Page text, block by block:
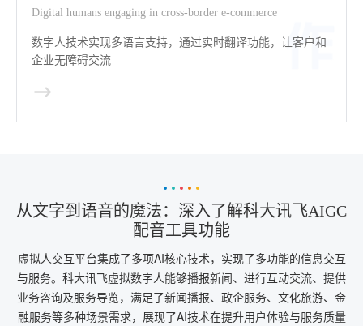
Digital humans engaging in cross-border e-commerce
数字人技术实现多语言支持，通过实时翻译功能，让客户和
企业无障碍交流
从文字到语音的魔法：深入了解科大讯飞AIGC
配音工具功能
虚拟人交互平台集成了多项AI核心技术，实现了多功能的信息交互
与服务。科大讯飞虚拟数字人能够播报新闻、进行互动交流、提供
业务咨询及服务导览，满足了新闻播报、政企服务、文化旅游、金
融服务等多种场景需求，展现了AI技术在提升用户体验与服务质量